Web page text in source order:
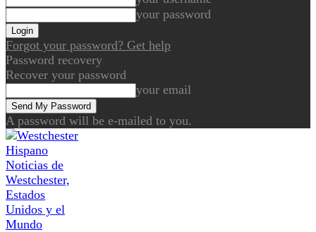
your password
Forgot your password? Get help
Password recovery
Recover your password
your email
A password will be e-mailed to you.
Noticias de
Westchester,
Estados
Unidos y el
Mundo